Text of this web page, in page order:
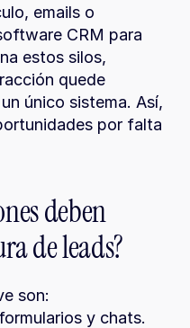
emails o
CRM para
estos silos,
quede
único sistema. Así,
por falta
deben
de leads?
son:
y chats.